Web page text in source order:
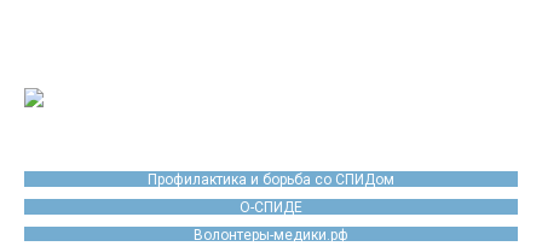
Профилактика и борьба со СПИДом
О-СПИДЕ
Волонтеры-медики.рф